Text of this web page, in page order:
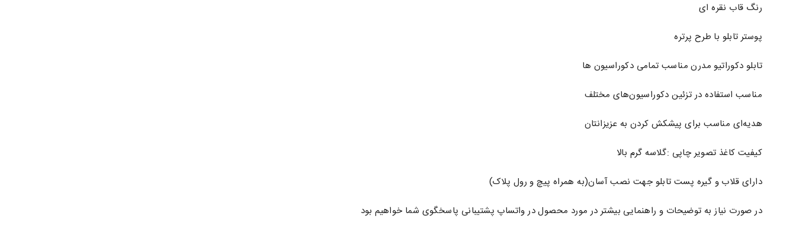
رنگ قاب نقره ای
پوستر تابلو با طرح پرتره
تابلو دکوراتیو مدرن مناسب تمامی دکوراسیون ها
مناسب استفاده در تزئین دکوراسیون‌های مختلف
هدیه‌ای مناسب برای پیشکش کردن به عزیزانتان
کیفیت کاغذ تصویر چاپی :گلاسه گرم بالا
دارای قلاب و گیره پست تابلو جهت نصب آسان(به همراه پیچ و رول پلاک)
در صورت نیاز به توضیحات و راهنمایی بیشتر در مورد محصول در واتساپ پشتیبانی پاسخگوی شما خواهیم بود